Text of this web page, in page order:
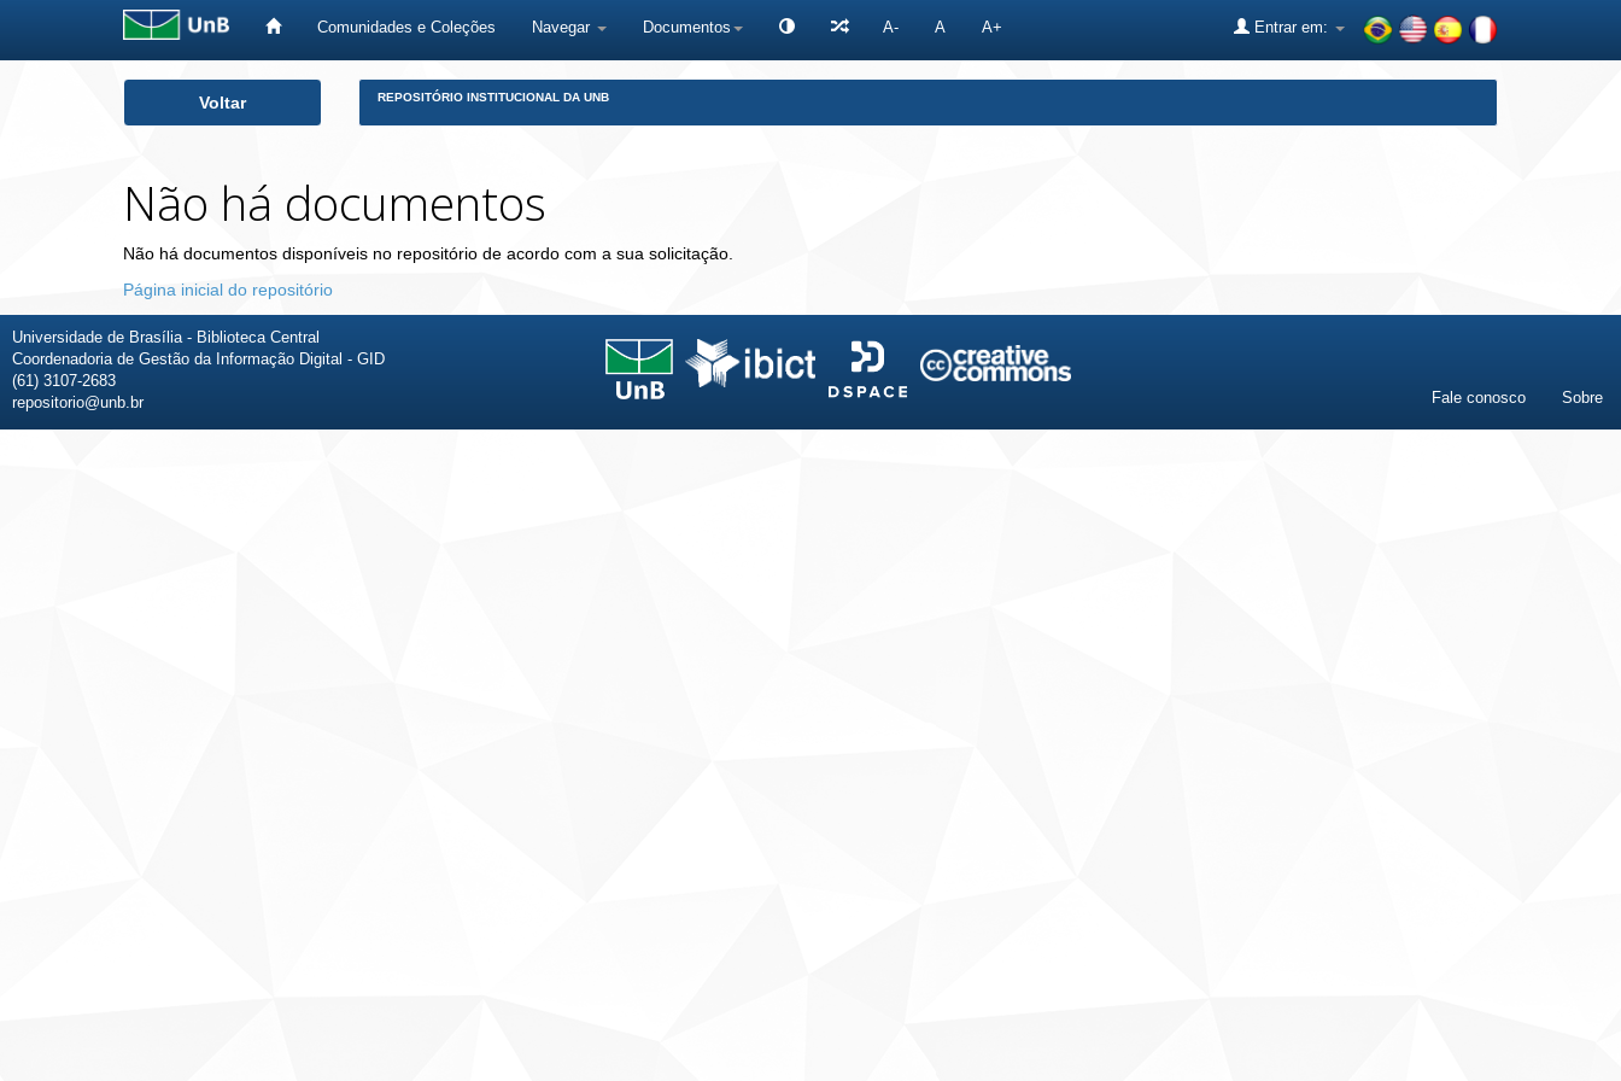
Comunidades e Coleções Navegar Documentos A- A A+ Entrar em:
Voltar REPOSITÓRIO INSTITUCIONAL DA UNB
Não há documentos
Não há documentos disponíveis no repositório de acordo com a sua solicitação.
Página inicial do repositório
Universidade de Brasília - Biblioteca Central
Coordenadoria de Gestão da Informação Digital - GID
(61) 3107-2683
repositorio@unb.br
Fale conosco Sobre